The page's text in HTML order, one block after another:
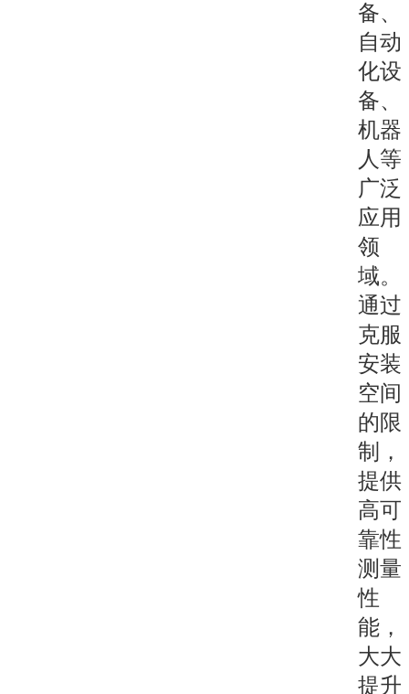
备、
自动
化设
备、
机器
人等
广泛
应用
领
域。
通过
克服
安装
空间
的限
制，
提供
高可
靠性
测量
性
能，
大大
提升